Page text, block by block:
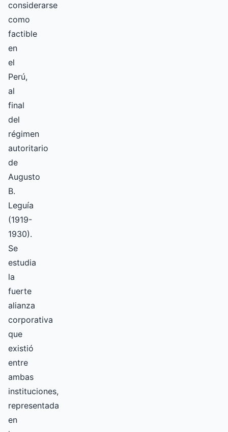
considerarse
como
factible
en
el
Perú,
al
final
del
régimen
autoritario
de
Augusto
B.
Leguía
(1919-
1930).
Se
estudia
la
fuerte
alianza
corporativa
que
existió
entre
ambas
instituciones,
representada
en